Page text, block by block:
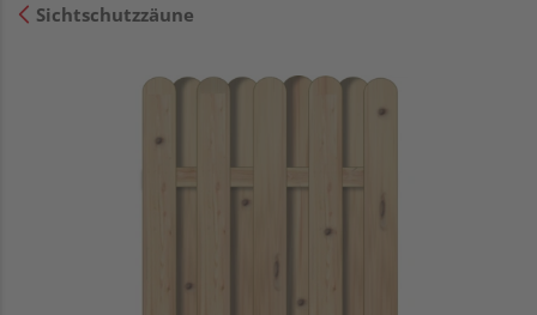
Sichtschutzzäune